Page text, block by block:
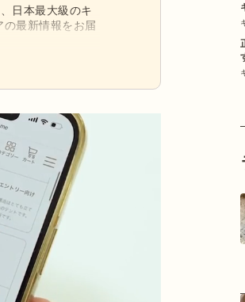
日本最大級のキ
最新情報をお届